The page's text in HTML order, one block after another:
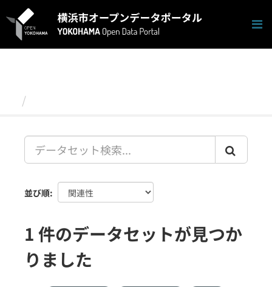
キ
並び順
1 件のデータセットが見つか
りました